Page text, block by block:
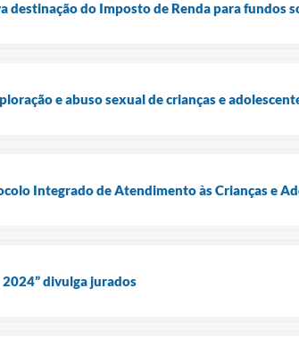
destinação do Imposto de Renda para fundos
e abuso sexual de crianças e
Integrado de Atendimento às Crianças e
divulga jurados